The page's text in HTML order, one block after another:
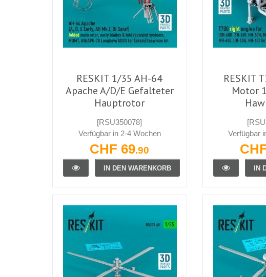
RESKIT 1/35 AH-64
Apache A/D/E Gefalteter
Hauptrotor
[RSU350078]
Verfügbar in 2-4 Wochen
CHF 69.90
IN DEN WARENKORB
RESKIT
Motor
Verfügbar
IN